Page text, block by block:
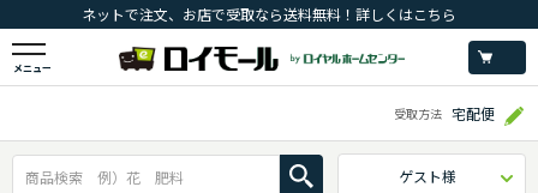
ネットで注文、お店で受取なら送料無料！詳しくはこちら
メニュー
受取方法 宅配便
ゲスト様